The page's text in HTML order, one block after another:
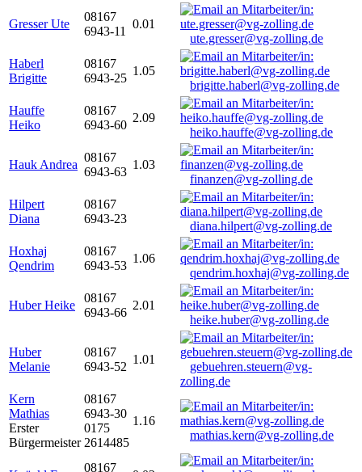
Gresser Ute
08167
6943-11
0.01
ute.gresser@vg-zolling.de
Haberl
Brigitte
08167
6943-25
1.05
brigitte.haberl@vg-zolling.de
Hauffe
Heiko
08167
6943-60
2.09
heiko.hauffe@vg-zolling.de
Hauk Andrea
08167
6943-63
1.03
finanzen@vg-zolling.de
Hilpert
Diana
08167
6943-23
diana.hilpert@vg-zolling.de
Hoxhaj
Qendrim
08167
6943-53
1.06
qendrim.hoxhaj@vg-zolling.de
Huber Heike
08167
6943-66
2.01
heike.huber@vg-zolling.de
Huber
Melanie
08167
6943-52
1.01
gebuehren.steuern@vg-
zolling.de
Kern
Mathias
Erster
Bürgermeister
08167
6943-30
0175
2614485
1.16
mathias.kern@vg-zolling.de
08167